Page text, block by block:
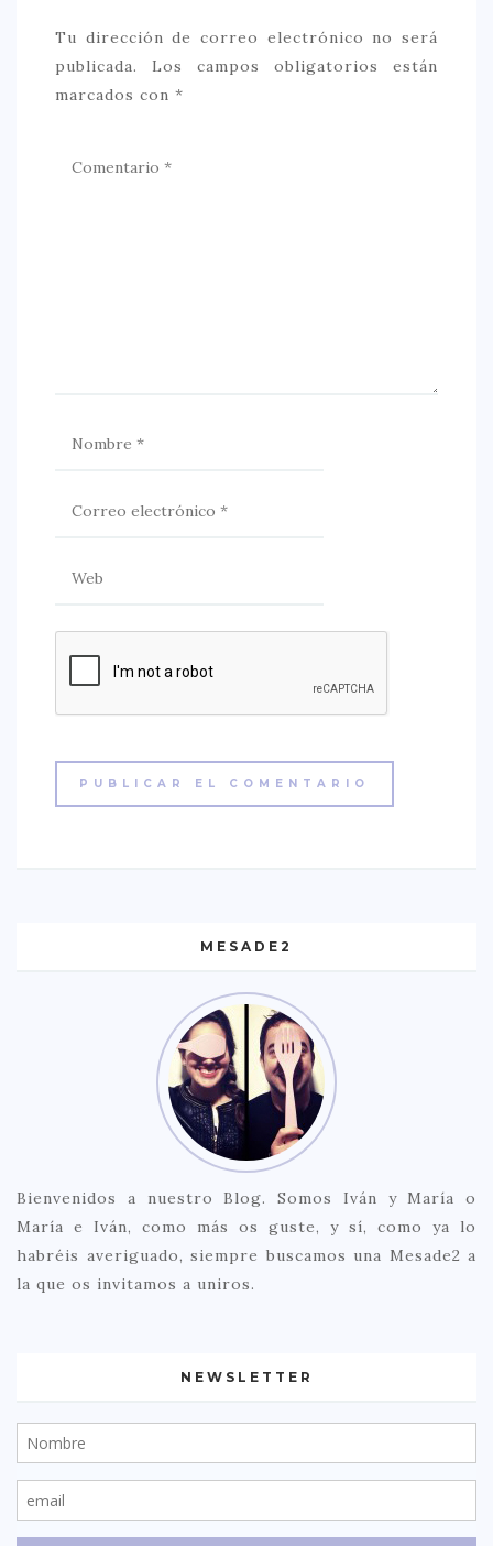
Tu dirección de correo electrónico no será
publicada.
Los campos obligatorios están
marcados con *
MESADE2
Bienvenidos a nuestro Blog. Somos Iván y María o
María e Iván, como más os guste, y sí, como ya lo
habréis averiguado, siempre buscamos una Mesade2 a
la que os invitamos a uniros.
NEWSLETTER